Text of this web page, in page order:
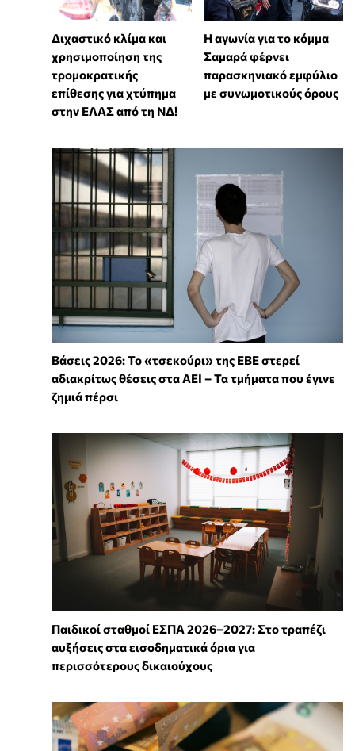
Διχαστικό κλίμα και
χρησιμοποίηση της
τρομοκρατικής
επίθεσης για χτύπημα
στην ΕΛΑΣ από τη ΝΔ!
Η αγωνία για το κόμμα
Σαμαρά φέρνει
παρασκηνιακό εμφύλιο
με συνωμοτικούς όρους
Βάσεις 2026: Το «τσεκούρι» της ΕΒΕ στερεί
αδιακρίτως θέσεις στα ΑΕΙ – Τα τμήματα που έγινε
ζημιά πέρσι
Παιδικοί σταθμοί ΕΣΠΑ 2026–2027: Στο τραπέζι
αυξήσεις στα εισοδηματικά όρια για
περισσότερους δικαιούχους